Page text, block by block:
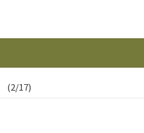
(2/17)